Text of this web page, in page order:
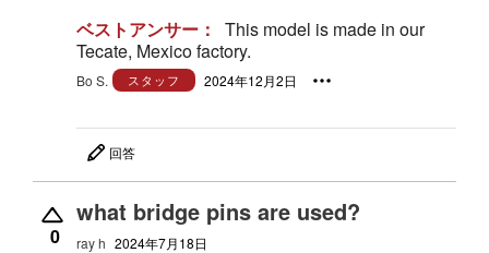
ベストアンサー：
This model is made in our
Tecate, Mexico factory.
Bo S. スタッフ 2024年12月2日
回答
0
what bridge pins are used?
ray h 2024年7月18日